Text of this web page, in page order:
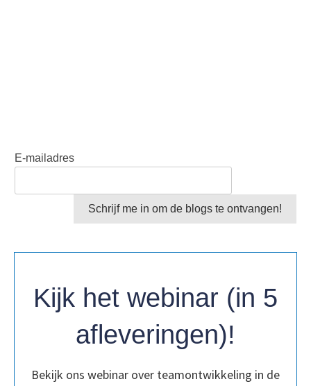
E-mailadres
Schrijf me in om de blogs te ontvangen!
Kijk het webinar (in 5
afleveringen)!
Bekijk ons webinar over teamontwikkeling in de